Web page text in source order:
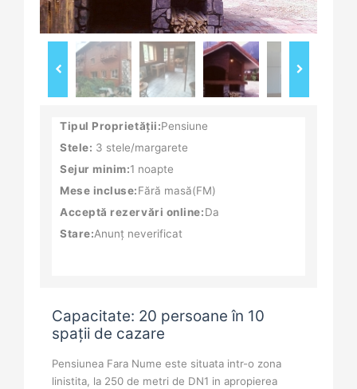
Tipul Proprietății:Pensiune
Stele: 3 stele/margarete
Sejur minim:1 noapte
Mese incluse:Fără masă(FM)
Acceptă rezervări online:Da
Stare:Anunț neverificat
Capacitate: 20 persoane în 10
spații de cazare
Pensiunea Fara Nume este situata intr-o zona
linistita, la 250 de metri de DN1 in apropierea